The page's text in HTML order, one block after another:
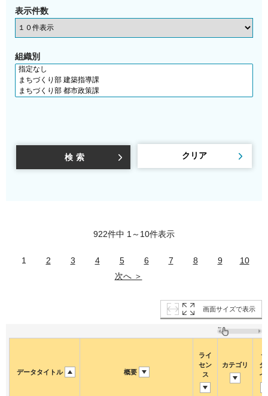
表示件数
組織別
922件中 1～10件表示
1 2 3 4 5 6 7 8 9
10
次へ ＞
画面サイズで表示
データタイトル 概要
ライ
セン
ス
カテゴリ
タ
イ